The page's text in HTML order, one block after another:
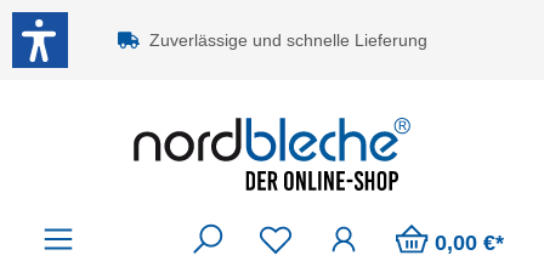
Zum Hauptinhalt springen
Zuverlässige und schnelle Lieferung
0,00 €*